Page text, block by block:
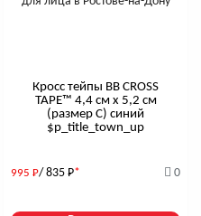
Кросс тейпы BB CROSS
TAPE™ 4,4 см x 5,2 см
(размер С) синий
$р_title_town_up
995 Р/ 835 Р* 0